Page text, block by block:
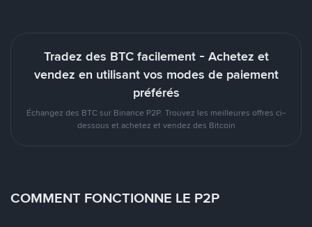
Tradez des BTC facilement - Achetez et
vendez en utilisant vos modes de paiement
préférés
Échangez des BTC sur Binance P2P. Trouvez les meilleures offres ci-
dessous et achetez et vendez des Bitcoin
COMMENT FONCTIONNE LE P2P